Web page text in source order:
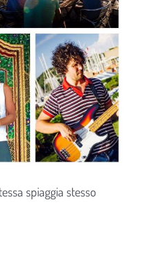
spiaggia stesso